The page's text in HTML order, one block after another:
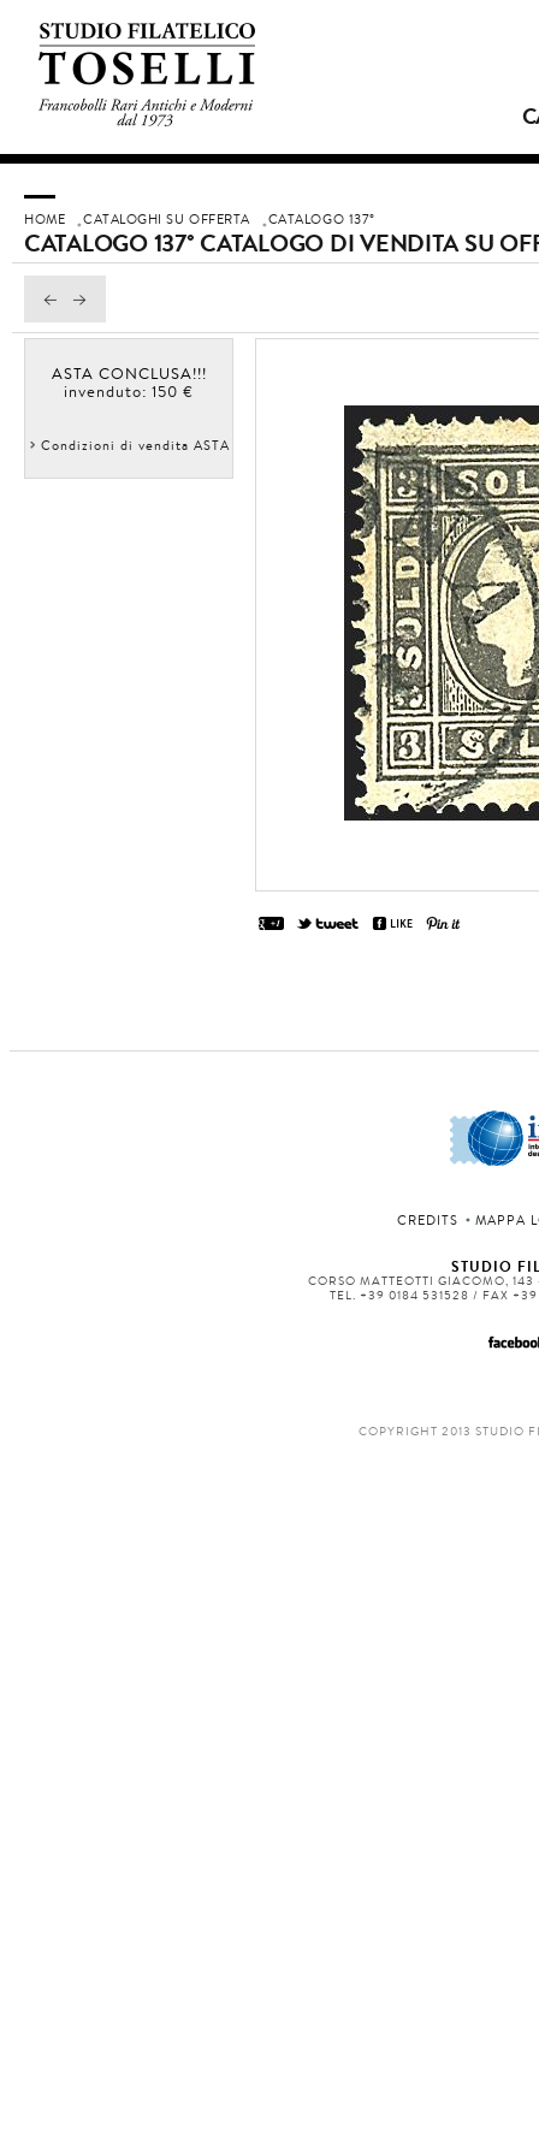
HOME CATALOGHI SU OFFERTA CATALOGO 137°
CATALOGO 137° CATALOGO DI VENDITA SU
ASTA CONCLUSA!!!
invenduto: 150 €
Condizioni di vendita ASTA
CREDITS MAPPA
STUDIO
CORSO MATTEOTTI GIACOMO,
TEL. +39 0184 531528 / FAX
COPYRIGHT 2013 STUDIO